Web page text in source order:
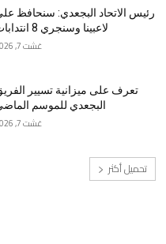
رئيس الاتحاد البجعدي: سنحافظ
لاعبينا وسنجري 8 انتدابات
غشت 7, 2026
تعرف على ميزانية تسيير
البجعدي للموسم
غشت 7, 2026
تحميل أكثر